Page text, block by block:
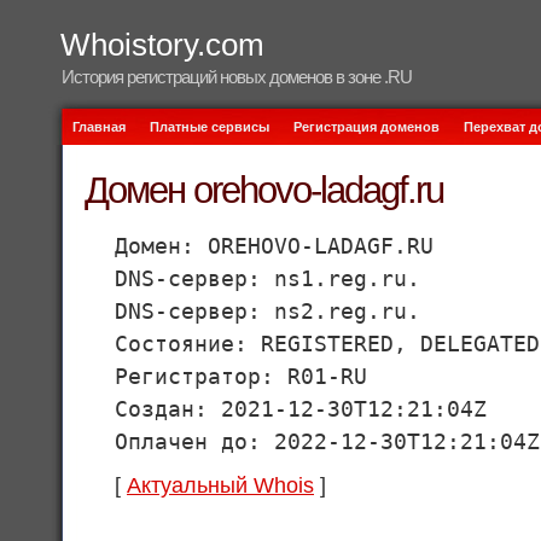
Whoistory.com
История регистраций новых доменов в зоне .RU
Главная Платные сервисы Регистрация доменов Перехват
Домен orehovo-ladagf.ru
Домен: OREHOVO-LADAGF.RU
DNS-сервер: ns1.reg.ru.
DNS-сервер: ns2.reg.ru.
Состояние: REGISTERED,
Регистратор: R01-RU
Создан: 2021-12-30T12:21:04Z
Оплачен до: 2022-12-30T12:21:04Z
[ Актуальный Whois ]